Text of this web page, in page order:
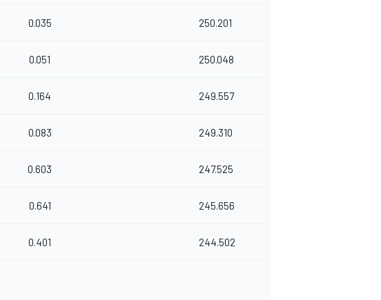
0.035 250.201
0.051 250.048
0.164 249.557
0.083 249.310
0.603 247.525
0.641 245.656
0.401 244.502